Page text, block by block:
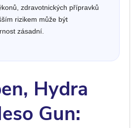
zdravotnických přípravků
rizikem může být
zásadní.
Hydra
Gun: